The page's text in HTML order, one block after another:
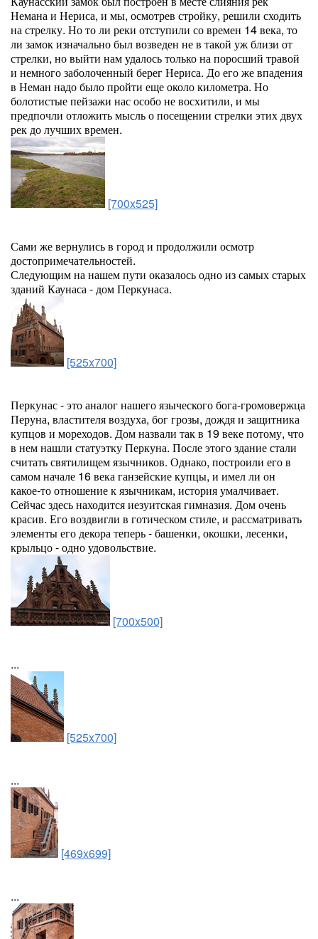
Немана и Нериса, и мы, осмотрев стройку, решили сходить
на стрелку. Но то ли реки отступили со времен 14 века, то
ли замок изначально был возведен не в такой уж близи от
стрелки, но выйти нам удалось только на поросший травой
и немного заболоченный берег Нериса. До его же впадения
в Неман надо было пройти еще около километра. Но
болотистые пейзажи нас особо не восхитили, и мы
предпочли отложить мысль о посещении стрелки этих двух
рек до лучших времен.
[700x525]
Сами же вернулись в город и продолжили осмотр
достопримечательностей.
Следующим на нашем пути оказалось одно из самых старых
зданий Каунаса - дом Перкунаса.
[525x700]
Перкунас - это аналог нашего языческого бога-громовержца
Перуна, властителя воздуха, бог грозы, дождя и защитника
купцов и мореходов. Дом назвали так в 19 веке потому, что
в нем нашли статуэтку Перкуна. После этого здание стали
считать святилищем язычников. Однако, построили его в
самом начале 16 века ганзейские купцы, и имел ли он
какое-то отношение к язычникам, история умалчивает.
Сейчас здесь находится иезуитская гимназия. Дом очень
красив. Его воздвигли в готическом стиле, и рассматривать
элементы его декора теперь - башенки, окошки, лесенки,
крыльцо - одно удовольствие.
[700x500]
...
[525x700]
...
[469x699]
...